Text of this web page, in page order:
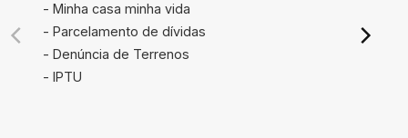
- Minha casa minha vida
- Parcelamento de dívidas
- Denúncia de Terrenos
- IPTU